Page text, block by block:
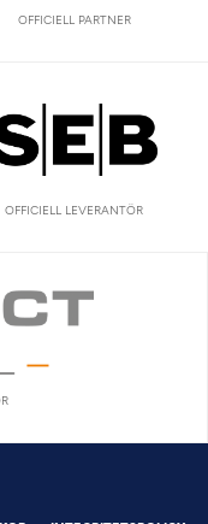
OFFICIELL PARTNER
OFFICIELL LEVERANTÖR